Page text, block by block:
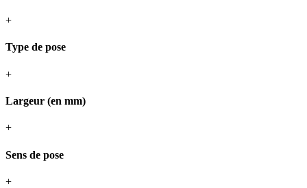
+
Type de pose
+
Largeur (en mm)
+
Sens de pose
+